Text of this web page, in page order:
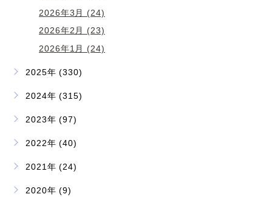
2026年3月 (24)
2026年2月 (23)
2026年1月 (24)
2025年 (330)
2024年 (315)
2023年 (97)
2022年 (40)
2021年 (24)
2020年 (9)